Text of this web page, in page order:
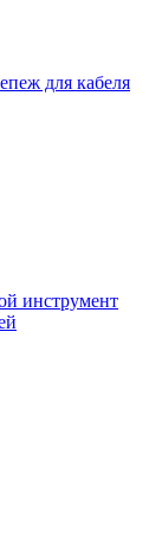
для кабеля
инструмент